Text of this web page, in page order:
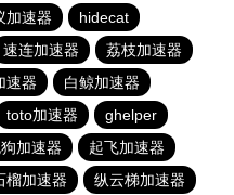
加速器
hidecat
速连加速器
荔枝加速器
速器
白鲸加速器
toto加速器
ghelper
加速器
起飞加速器
榴加速器 纵云梯加速器